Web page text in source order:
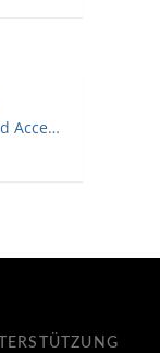
Mode und Accessoires